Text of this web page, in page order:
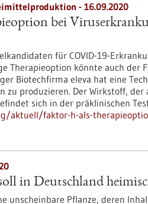
- 16.09.2020
bei
für COVID-19-
Therapieoption könnte auch der
Biotechfirma eleva hat eine
zu produzieren. Der Wirkstoff, der
sich in der präklinischen
aktuell/faktor-h-als-
in Deutschland
unscheinbare Pflanze, deren